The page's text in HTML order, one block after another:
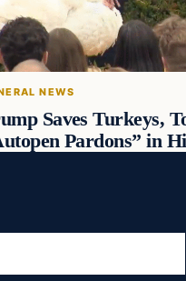
NEWS
Saves Turkeys,
Pardons” in